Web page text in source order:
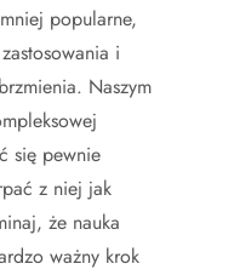
popularne,
i
Naszym
się pewnie
z niej jak
że nauka
ważny krok